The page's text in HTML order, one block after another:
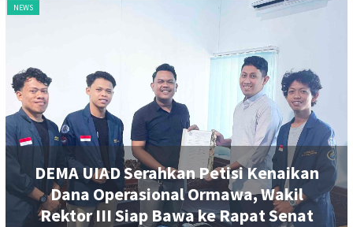
NEWS
DEMA UIAD Serahkan Petisi Kenaikan
Dana Operasional Ormawa, Wakil
Rektor III Siap Bawa ke Rapat Senat